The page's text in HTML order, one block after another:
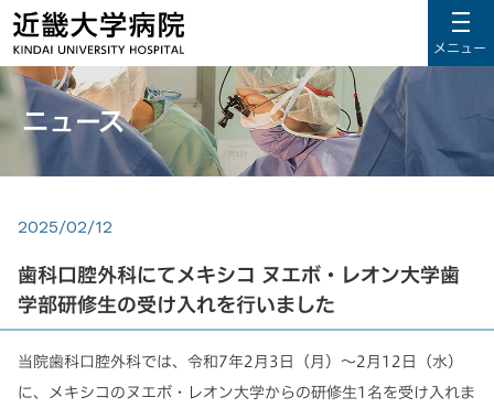
メニュー
ニュース
2025/02/12
歯科口腔外科にてメキシコ ヌエボ・レオン大学歯
学部研修生の受け入れを行いました
当院歯科口腔外科では、令和7年2月3日（月）～2月12日（水）
に、メキシコのヌエボ・レオン大学からの研修生1名を受け入れま